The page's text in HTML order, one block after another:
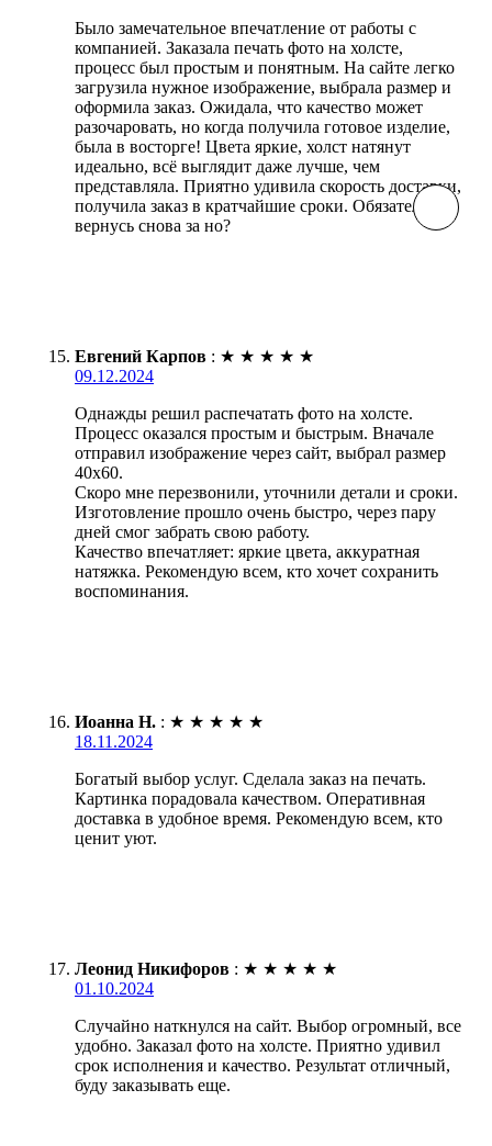
Было замечательное впечатление от работы с
компанией. Заказала печать фото на холсте,
процесс был простым и понятным. На сайте легко
загрузила нужное изображение, выбрала размер и
оформила заказ. Ожидала, что качество может
разочаровать, но когда получила готовое изделие,
была в восторге! Цвета яркие, холст натянут
идеально, всё выглядит даже лучше, чем
представляла. Приятно удивила скорость доставки,
получила заказ в кратчайшие сроки. Обязательно
вернусь снова за но?
Евгений Карпов : ★ ★ ★ ★ ★
09.12.2024
Однажды решил распечатать фото на холсте.
Процесс оказался простым и быстрым. Вначале
отправил изображение через сайт, выбрал размер
40х60.
Скоро мне перезвонили, уточнили детали и сроки.
Изготовление прошло очень быстро, через пару
дней смог забрать свою работу.
Качество впечатляет: яркие цвета, аккуратная
натяжка. Рекомендую всем, кто хочет сохранить
воспоминания.
Иоанна Н. : ★ ★ ★ ★ ★
18.11.2024
Богатый выбор услуг. Сделала заказ на печать.
Картинка порадовала качеством. Оперативная
доставка в удобное время. Рекомендую всем, кто
ценит уют.
Леонид Никифоров : ★ ★ ★ ★ ★
01.10.2024
Случайно наткнулся на сайт. Выбор огромный, все
удобно. Заказал фото на холсте. Приятно удивил
срок исполнения и качество. Результат отличный,
буду заказывать еще.